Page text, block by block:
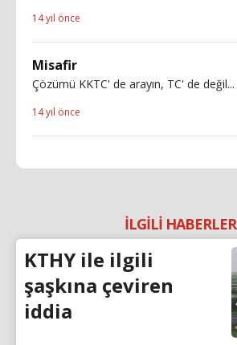
14 yıl önce
Misafir
Çözümü KKTC' de arayın, TC' de değil...
14 yıl önce
İLGİLİ HABERLER
KTHY ile ilgili
şaşkına çeviren
iddia